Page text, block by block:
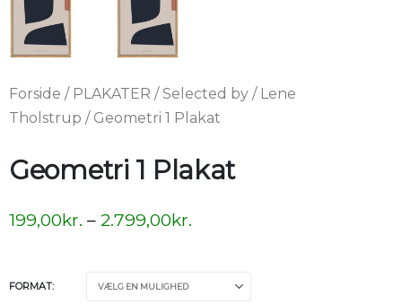
Forside / PLAKATER /Selected by / Lene
Tholstrup / Geometri 1 Plakat
Geometri 1 Plakat
199,00kr. – 2.799,00kr.
FORMAT